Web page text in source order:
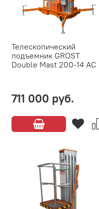
Телескопический
подъемник GROST
Double Mast 200-14 AC
711 000 руб.